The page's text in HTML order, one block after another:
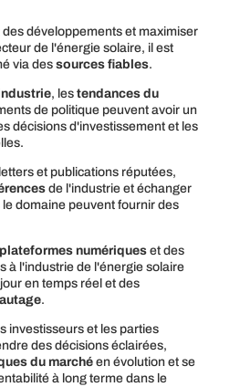
développements et maximiser
de l'énergie solaire, il est
via des sources fiables.
, les tendances du
de politique peuvent avoir un
décisions d'investissement et les
et publications réputées,
de l'industrie et échanger
domaine peuvent fournir des
plateformes numériqueset des
à l'industrie de l'énergie solaire
en temps réel et des
.
investisseurs et les parties
des décisions éclairées,
du marchéen évolution et se
à long terme dans le